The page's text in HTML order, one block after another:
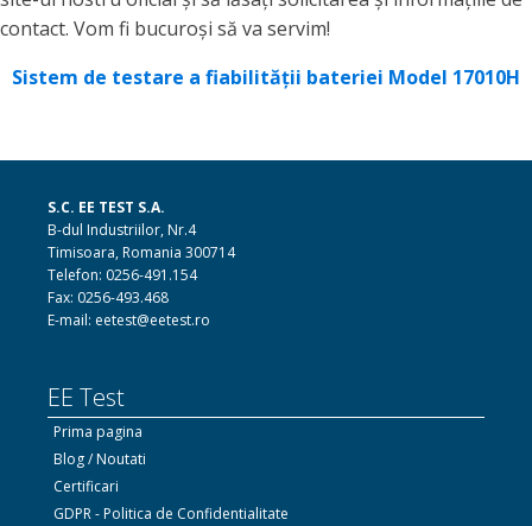
contact. Vom fi bucuroși să va servim!
Sistem de testare a fiabilității bateriei Model 17010H
S.C. EE TEST S.A.
B-dul Industriilor, Nr.4
Timisoara, Romania 300714
Telefon: 0256-491.154
Fax: 0256-493.468
E-mail: eetest@eetest.ro
EE Test
Prima pagina
Blog / Noutati
Certificari
GDPR - Politica de Confidentialitate